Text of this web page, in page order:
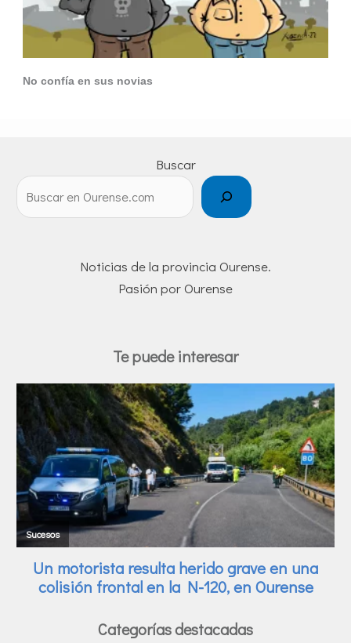
No confía en sus novias
Buscar
Noticias de la provincia Ourense.
Pasión por Ourense
Te puede interesar
Categorías destacadas